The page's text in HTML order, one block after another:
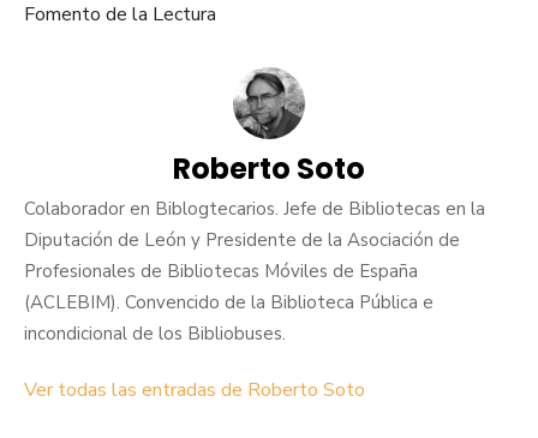
Fomento de la Lectura
Roberto Soto
Colaborador en Biblogtecarios. Jefe de Bibliotecas en la
Diputación de León y Presidente de la Asociación de
Profesionales de Bibliotecas Móviles de España
(ACLEBIM). Convencido de la Biblioteca Pública e
incondicional de los Bibliobuses.
Ver todas las entradas de Roberto Soto